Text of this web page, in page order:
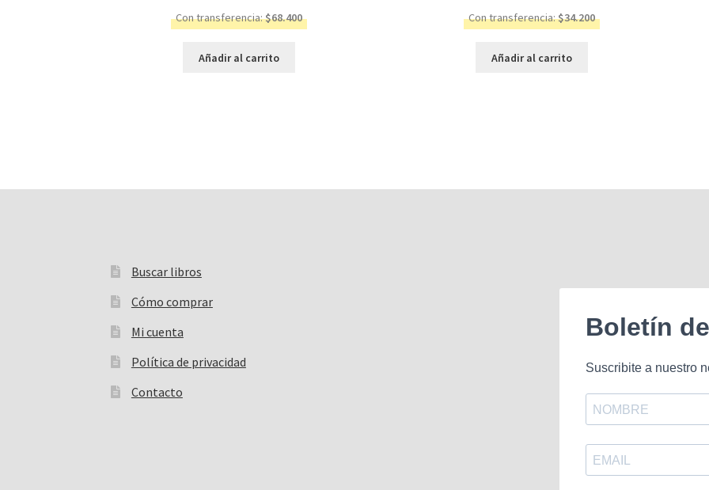
Con transferencia:$68.400
Añadir al carrito
Con transferencia:$34.200
Añadir al carrito
Buscar libros
Buscar:
Cómo comprar
Mi cuenta
Política de privacidad
Contacto
Boletín
Suscribite a nuestro